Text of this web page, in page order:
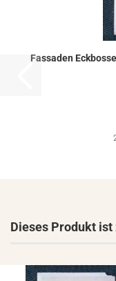
Fas­sa­den
Dieses Produkt